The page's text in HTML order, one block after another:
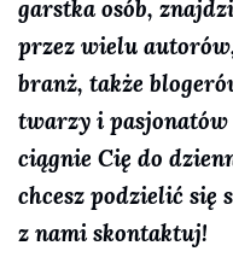
garstka osób,
przez wielu
branż, także
twarzy i
ciągnie Cię do
chcesz podzielić się
z nami skontaktuj!